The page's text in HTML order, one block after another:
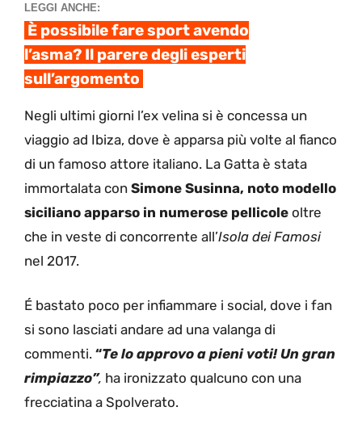
LEGGI ANCHE:
È possibile fare sport avendo
l’asma? Il parere degli esperti
sull’argomento
Negli ultimi giorni l’ex velina si è concessa un
viaggio ad Ibiza, dove è apparsa più volte al fianco
di un famoso attore italiano. La Gatta è stata
immortalata con Simone Susinna, noto modello
siciliano apparso in numerose pellicole oltre
che in veste di concorrente all’Isola dei Famosi
nel 2017.
É bastato poco per infiammare i social, dove i fan
si sono lasciati andare ad una valanga di
commenti. “Te lo approvo a pieni voti! Un gran
rimpiazzo”, ha ironizzato qualcuno con una
frecciatina a Spolverato.